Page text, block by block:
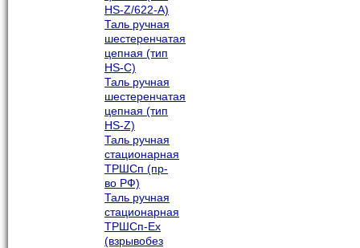
HS-Z/622-A)
Таль ручная
шестеренчатая
цепная (тип
HS-C)
Таль ручная
шестеренчатая
цепная (тип
HS-Z)
Таль ручная
стационарная
ТРШСп (пр-
во РФ)
Таль ручная
стационарная
ТРШСп-Ех
(взрывобез